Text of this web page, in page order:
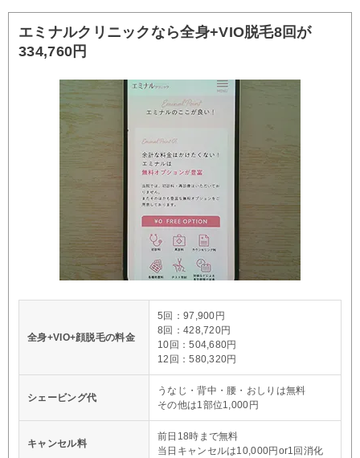
エミナルクリニックなら全身+VIO脱毛8回が
334,760円
全身+VIO+顔脱毛の料金
5回：97,900円
8回：428,720円
10回：504,680円
12回：580,320円
シェービング代
うなじ・背中・腰・おしりは無料
その他は1部位1,000円
キャンセル料
前日18時まで無料
当日キャンセルは10,000円or1回消化